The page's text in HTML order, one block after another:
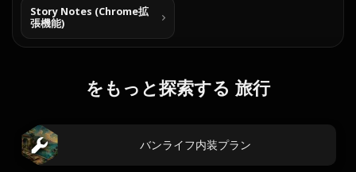
Story Notes (Chrome拡
張機能)
をもっと探索する 旅行
バンライフ内装プラン